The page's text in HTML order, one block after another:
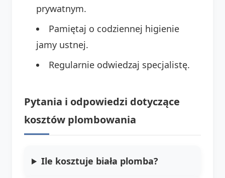
prywatnym.
Pamiętaj o codziennej higienie
jamy ustnej.
Regularnie odwiedzaj specjalistę.
Pytania i odpowiedzi dotyczące
kosztów plombowania
Ile kosztuje biała plomba?